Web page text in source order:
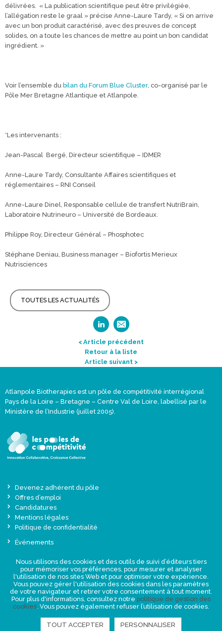
délivrées. « La publication scientifique peut être privilégiée,
l’allégation reste le graal » précise Anne-Laure Tardy, « Si on arrive
avec un bon produit caractérisé, avec des preuves de concept
solides, on a toute les chances de mettre au point un bon candidat
ingrédient. »
Voir l’ensemble du bilan du Forum Blue Cluster, co-organisé par le
Pôle Mer Bretagne Atlantique et Atlanpole.
*Les intervenants :
Jean-Pascal Bergé, Directeur scientifique – IDMER
Anne-Laure Tardy, Consultante Affaires scientifiques et
réglementaires – RNI Conseil
Anne-Laure Dinel, Responsable cellule de transfert NutriBrain,
Laboratoire Nutrineuro – Université de Bordeaux.
Philippe Roy, Directeur Général – Phosphotec
Stéphane Deniau, Business manager – Biofortis Merieux
Nutrisciences
TOUTES LES ACTUALITÉS
< Article précédent
Retour à la liste
Article suivant >
Atlanpole Biotherapies est un pôle de compétitivité interrégional
Pays de la Loire – Bretagne – Centre Val de Loire, labellisé par le
Ministère de l’Industrie (juillet 2005).
Devenez adhérent du pôle
Offres d’emploi
Candidatures
Mentions légales
Politique de confidentialité
Événements
Une offre globale sur-mesure
Presse
NEWSLETTER
RETROUVEZ-NOUS
Nous utilisons des cookies et des outils de suivi d’éditeurs tiers
pour mémoriser vos préférences, pour mesurer et analyser
l'utilisation de nos sites Web et pour optimiser votre expérience.
Vous pouvez gérer l'utilisation des cookies dans les paramètres
de votre navigateur et retirer votre consentement à tout moment.
Pour plus d'informations, consultez notre politique de gestion des
cookies. Vous pouvez également refuser l’utilisation de cookies.
TOUT ACCEPTER PERSONNALISER